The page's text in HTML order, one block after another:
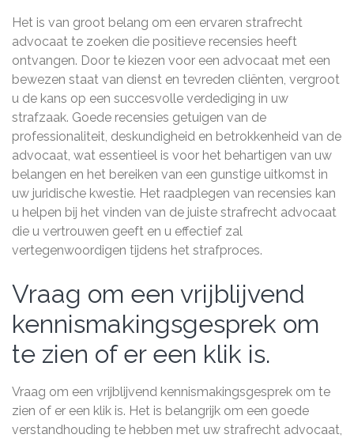
Het is van groot belang om een ervaren strafrecht
advocaat te zoeken die positieve recensies heeft
ontvangen. Door te kiezen voor een advocaat met een
bewezen staat van dienst en tevreden cliënten, vergroot
u de kans op een succesvolle verdediging in uw
strafzaak. Goede recensies getuigen van de
professionaliteit, deskundigheid en betrokkenheid van de
advocaat, wat essentieel is voor het behartigen van uw
belangen en het bereiken van een gunstige uitkomst in
uw juridische kwestie. Het raadplegen van recensies kan
u helpen bij het vinden van de juiste strafrecht advocaat
die u vertrouwen geeft en u effectief zal
vertegenwoordigen tijdens het strafproces.
Vraag om een vrijblijvend
kennismakingsgesprek om
te zien of er een klik is.
Vraag om een vrijblijvend kennismakingsgesprek om te
zien of er een klik is. Het is belangrijk om een goede
verstandhouding te hebben met uw strafrecht advocaat,